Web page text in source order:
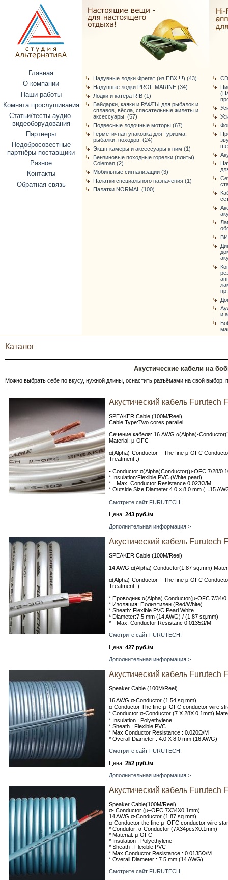
Главная
О компании
Наши работы
Комната прослушивания
Статьи/тесты аудио-
видеоборудования
Партнеры
Недобросовестные
партнёры-поставщики
Разное
Контакты
Обратная связь
Надувные лодки Фрегат (из ПВХ !!!) (43)
Надувные лодки PROF MARINE (34)
Лодки и катера RIB (1)
Байдарки, каяки и РАФТЫ для рыбалок и
сплавов, вёсла, спасательные жилеты и
аксессуары (57)
Подвесные лодочные моторы (67)
Герметичная упаковка для туризма,
рыбалки, походов. (24)
Экшн-камеры и аксессуары к ним (1)
Бензиновые походные горелки (плиты)
Coleman (2)
Мобильные сигнализации (3)
Палатки специального назначения (1)
Палатки NORMAL (100)
и
Каталог
Акустические кабели на
Можно выбрать себе по вкусу, нужной длины, оснастить разъёмами на свой выбор,
Акустический кабель Furutech
SPEAKER Cable (100M/Reel)
Cable Type:Two cores parallel
Сечение кабеля: 16 AWG α(Alpha)-
Material: μ-OFC
α(Alpha)-Conductor---The fine μ-OFC
Treatment .)
• Conductor:α(Alpha)Conductor(μ-OFC:7/28/
* Insulation:Flexible PVC (White pearl)
* Max. Conductor Resistance 0.023Ω/M
* Outside Size:Diameter 4.0 × 8.0 mm (≒15
Смотрите сайт FURUTECH
Цена: 243 руб./м
Дополнительная информация >
Акустический кабель Furutech
SPEAKER Cable (100M/Reel)
14 AWG α(Alpha) Conductor(1.87
α(Alpha)-Conductor---The fine μ-OFC
Treatment .)
* Проводник:α(Alpha) Conductor(μ-OFC 7/34/
* Изоляция: Полиэтилен (Red/White)
* Sheath: Flexible PVC Pearl White
* Diameter:7.5 mm (14 AWG) / (1.87 sq.mm)
* Max. Conductor Resistanc 0.0135Ω/M
Смотрите сайт FURUTECH
Цена: 427 руб./м
Дополнительная информация >
Акустический кабель Furutech
Speaker Cable (100M/Reel)
16 AWG α-Conductor (1.54 sq.mm)
α-Conductor The fine μ–OFC conductor wire
* Conductor:α-Conductor (7 X 28X 0.1mm)
* Insulation : Polyethylene
* Sheath : Flexible PVC
* Max Conductor Resistance : 0.020Ω/M
* Overall Diameter : 4.0 X 8.0 mm (16 AWG)
Смотрите сайт FURUTECH
Цена: 252 руб./м
Дополнительная информация >
Акустический кабель Furutech
Speaker Cable(100M/Reel)
α- Conductor (μ–OFC 7X34X0.1mm)
14 AWG α-Conductor (1.87 sq.mm)
α-Conductor the fine μ–OFC conductor wire
* Condutor: α-Conductor (7X34pcsX0.1mm)
* Material: μ-OFC
* Insulation : Polyethylene
* Sheath : Flexible PVC
* Max Conductor Resistance : 0.0135Ω/M
* Overall Diameter : 7.5 mm (14 AWG)
Смотрите сайт FURUTECH